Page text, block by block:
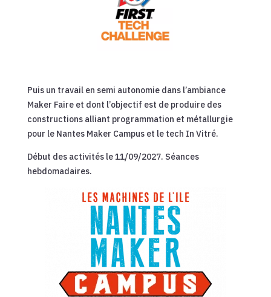
Puis un travail en semi autonomie dans l’ambiance
Maker Faire et dont l’objectif est de produire des
constructions alliant programmation et métallurgie
pour le Nantes Maker Campus et le tech In Vitré.
Début des activités le 11/09/2027. Séances
hebdomadaires.